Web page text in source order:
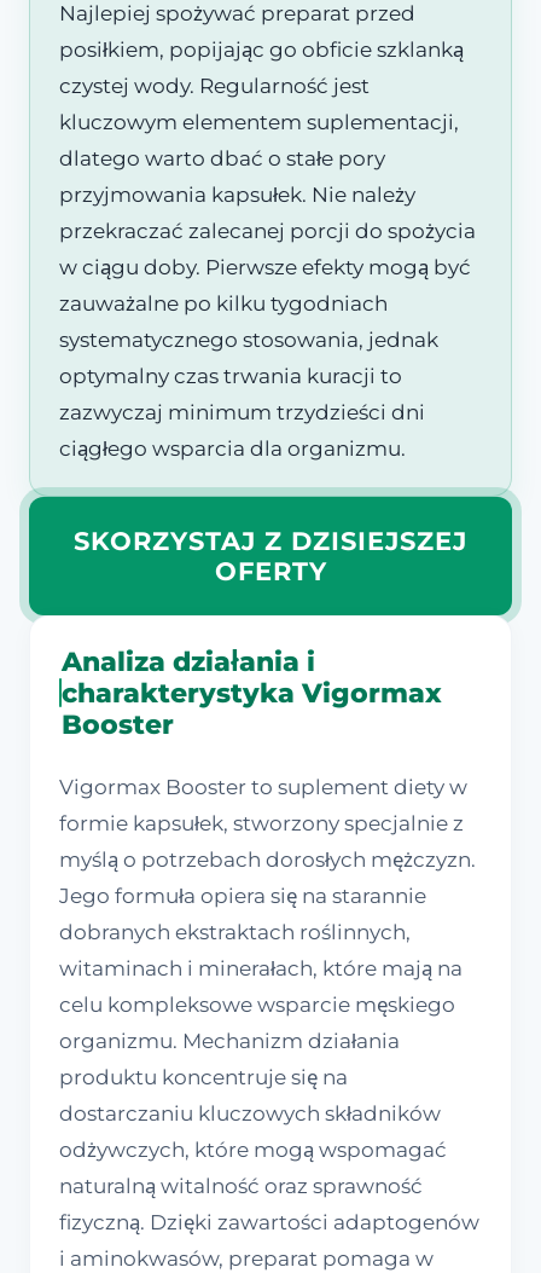
Najlepiej spożywać preparat przed
posiłkiem, popijając go obficie szklanką
czystej wody. Regularność jest
kluczowym elementem suplementacji,
dlatego warto dbać o stałe pory
przyjmowania kapsułek. Nie należy
przekraczać zalecanej porcji do spożycia
w ciągu doby. Pierwsze efekty mogą być
zauważalne po kilku tygodniach
systematycznego stosowania, jednak
optymalny czas trwania kuracji to
zazwyczaj minimum trzydzieści dni
ciągłego wsparcia dla organizmu.
SKORZYSTAJ Z DZISIEJSZEJ
OFERTY
Analiza działania i
charakterystyka Vigormax
Booster
Vigormax Booster to suplement diety w
formie kapsułek, stworzony specjalnie z
myślą o potrzebach dorosłych mężczyzn.
Jego formuła opiera się na starannie
dobranych ekstraktach roślinnych,
witaminach i minerałach, które mają na
celu kompleksowe wsparcie męskiego
organizmu. Mechanizm działania
produktu koncentruje się na
dostarczaniu kluczowych składników
odżywczych, które mogą wspomagać
naturalną witalność oraz sprawność
fizyczną. Dzięki zawartości adaptogenów
i aminokwasów, preparat pomaga w